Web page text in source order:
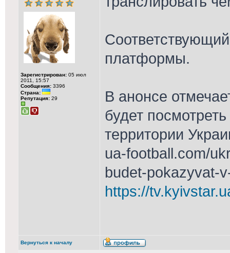
Зарегистрирован: 05 июл
2011, 15:57
Сообщения: 3396
Страна:
Репутация: 29
платформы.
В анонсе
будет
территории
ua-football.com/
budet-pokazyvat-
https://
Вернуться к началу